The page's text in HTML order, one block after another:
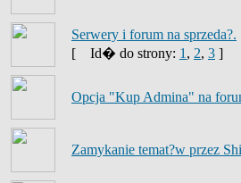
Serwery i forum na sprzeda?.
[
Id� do strony: 1 , 2, 3 ]
Opcja "Kup Admina" na
Zamykanie temat?w przez